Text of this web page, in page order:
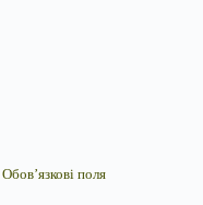
Обов’язкові поля